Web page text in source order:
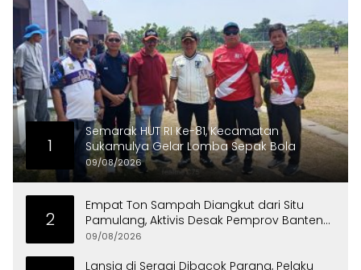
1
Semarak HUT RI Ke-81, Kecamatan
Sukamulya Gelar Lomba Sepak Bola
09/08/2026
2
Empat Ton Sampah Diangkut dari Situ
Pamulang, Aktivis Desak Pemprov Banten
Peduli Lingkungan
09/08/2026
Lansia di Sergai Dibacok Parang, Pelaku